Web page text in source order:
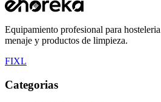
Equipamiento profesional para
menaje y productos de limpieza.
FIXL
Categorias